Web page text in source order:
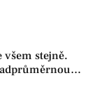
stejně.
hranicí